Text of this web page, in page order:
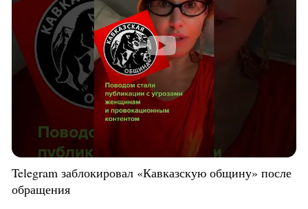
Telegram заблокировал «Кавказскую общину» после
обращения